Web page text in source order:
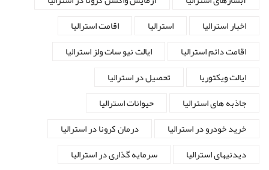
اخبار استرالیا
استرالیا
اقامت استرالیا
اقامت دائم استرالیا
ایالت نیو سات ولز استرالیا
ایالت ویکتوریا
تحصیل در استرالیا
جاذبه های استرالیا
حیوانات استرالیا
خرید خودرو در استرالیا
درمان کرونا در استرالیا
دیدنیهای استرالیا
سرمایه گذاری در استرالیا